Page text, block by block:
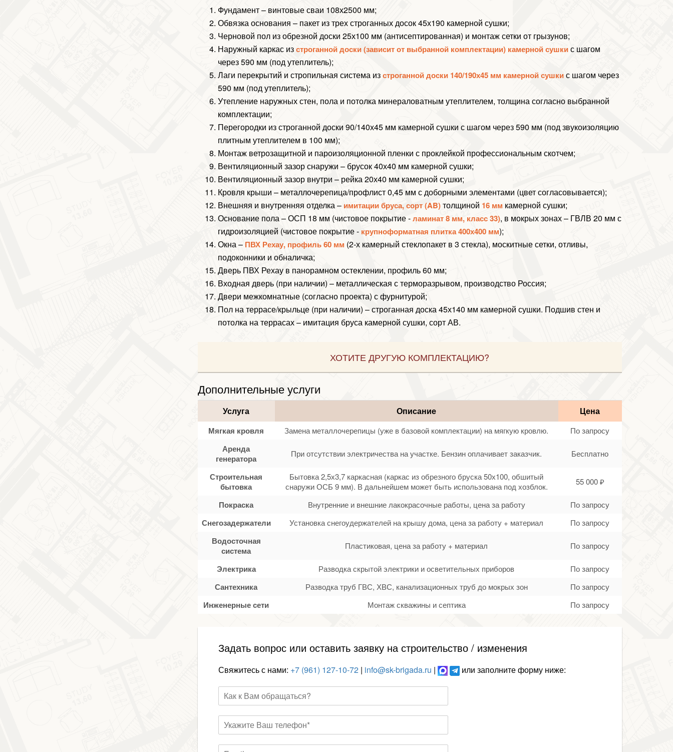
Фундамент – винтовые сваи 108х2500 мм;
Обвязка основания – пакет из трех строганных досок 45х190 камерной сушки;
Черновой пол из обрезной доски 25х100 мм (антисептированная) и монтажсетки от грызунов;
Наружный каркас изстроганной доски (зависит от выбранной комплектации) камерной сушкис шагом
через 590 мм (под утеплитель);
Лаги перекрытий и стропильная система изстроганной доски 140/190х45 мм камерной сушкис шагом через
590 мм (под утеплитель);
Утепление наружных стен, пола и потолка минераловатным утеплителем, толщина согласно выбранной
комплектации;
Перегородки из строганной доски 90/140х45 мм камерной сушки с шагом через 590 мм (под звукоизоляцию
плитным утеплителем в 100 мм);
Монтаж ветрозащитной и пароизоляционной пленки с проклейкой профессиональным скотчем;
Вентиляционный зазор снаружи – брусок 40х40 мм камерной сушки;
Вентиляционный зазор внутри – рейка 20х40 мм камерной сушки;
Кровля крыши – металлочерепица/профлист 0,45 мм с доборными элементами (цвет согласовывается);
Внешняя и внутренняя отделка – имитации бруса, сорт (AB)толщиной 16 мм камерной сушки;
Основание пола – ОСП 18 мм (чистовое покрытие -ламинат 8 мм, класс 33), в мокрых зонах – ГВЛВ 20 мм с
гидроизоляцией (чистовое покрытие - крупноформатная плитка 400х400 мм);
Окна – ПВХ Рехау, профиль 60 мм (2-х камерный стеклопакет в 3 стекла), москитные сетки, отливы,
подоконники и обналичка;
Дверь ПВХ Рехау в панорамном остеклении, профиль 60 мм;
Входная дверь (при наличии) – металлическая с терморазрывом, производство Россия;
Двери межкомнатные (согласно проекта) с фурнитурой;
Пол на террасе/крыльце (при наличии) – строганная доска 45х140 мм камерной сушки. Подшив стен и
потолка на террасах – имитация бруса камерной сушки, сорт АВ.
ХОТИТЕ ДРУГУЮ КОМПЛЕКТАЦИЮ?
Дополнительные услуги
Услуга Описание Цена
Мягкая кровля Замена металлочерепицы (уже в базовой комплектации) на мягкую кровлю. По запросу
Аренда
генератора
При отсутствии электричества на участке. Бензин оплачивает заказчик. Бесплатно
Строительная
бытовка
Бытовка 2,5х3,7 каркасная (каркас из обрезного бруска 50х100, обшитый
снаружи ОСБ 9 мм). В дальнейшем может быть использована под хозблок.
55 000 ₽
Покраска Внутренние и внешние лакокрасочные работы, цена за работу По запросу
Снегозадержатели Установка снегоудержателей на крышу дома, цена за работу + материал По запросу
Водосточная
система
Пластиковая, цена за работу + материал По запросу
Электрика Разводка скрытой электрики и осветительных приборов По запросу
Сантехника Разводка труб ГВС, ХВС, канализационных труб до мокрых зон По запросу
Инженерные сети Монтаж скважины и септика По запросу
Задать вопрос или оставить заявку на строительство / изменения
Свяжитесь с нами: +7 (961) 127-10-72| info@sk-brigada.ru | или заполните форму ниже: